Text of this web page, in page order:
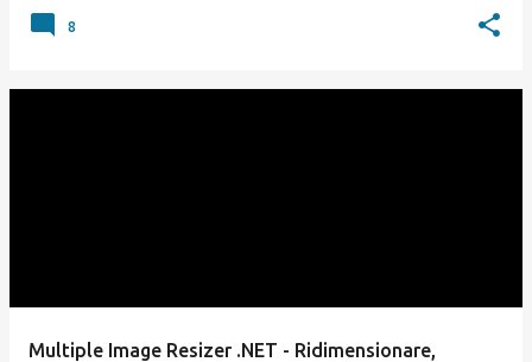
8
Multiple Image Resizer .NET - Ridimensionare,